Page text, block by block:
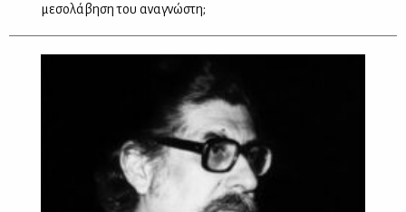
μεσολάβηση του αναγνώστη;